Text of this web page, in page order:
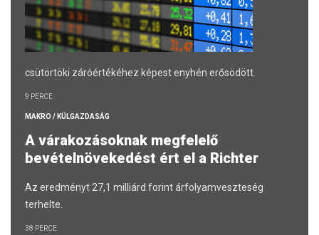
csütörtöki záróértékéhez képest enyhén erősödött.
9 PERCE
MAKRO / KÜLGAZDASÁG
A várakozásoknak megfelelő
bevételnövekedést ért el a Richter
Az eredményt 27,1 milliárd forint árfolyamveszteség
terhelte.
38 PERCE